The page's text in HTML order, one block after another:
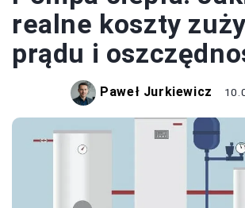
realne koszty
prądu i
Paweł Jurkiewicz